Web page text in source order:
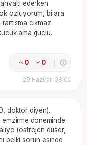
ederken
ozluyorum, bi ara
tartisma cikmaz
ama guclu.
0 0
29 Haziran 08:02
doktor diyen).
doneminde
(ostrojen duser,
belki sorun esinde